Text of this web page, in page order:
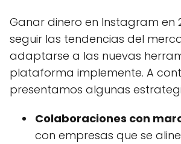
Ganar dinero en Instagram en
seguir las tendencias del
adaptarse a las nuevas
plataforma implemente. A
presentamos algunas
Colaboraciones con
con empresas que se